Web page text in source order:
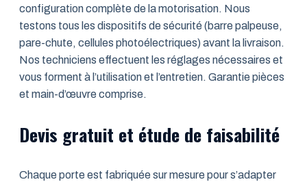
configuration complète de la motorisation. Nous
testons tous les dispositifs de sécurité (barre palpeuse,
pare-chute, cellules photoélectriques) avant la livraison.
Nos techniciens effectuent les réglages nécessaires et
vous forment à l’utilisation et l’entretien. Garantie pièces
et main-d’œuvre comprise.
Devis gratuit et étude de faisabilité
Chaque porte est fabriquée sur mesure pour s’adapter